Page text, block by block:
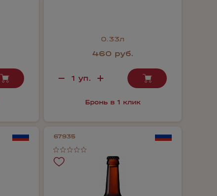
0.33л
460 руб.
Бронь в 1 клик
67935